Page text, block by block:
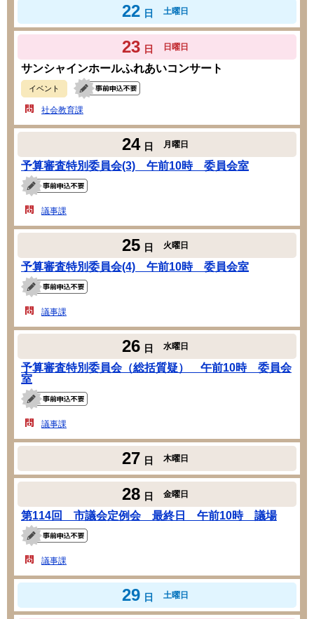
22 日 土曜日
23 日 日曜日
サンシャインホールふれあいコンサート
イベント
社会教育課
24 日 月曜日
予算審査特別委員会(3) 午前10時 委員会室
議事課
25 日 火曜日
予算審査特別委員会(4) 午前10時 委員会室
議事課
26 日 水曜日
予算審査特別委員会（総括質疑） 午前10時 委員会
室
議事課
27 日 木曜日
28 日 金曜日
第114回 市議会定例会 最終日 午前10時 議場
議事課
29 日 土曜日